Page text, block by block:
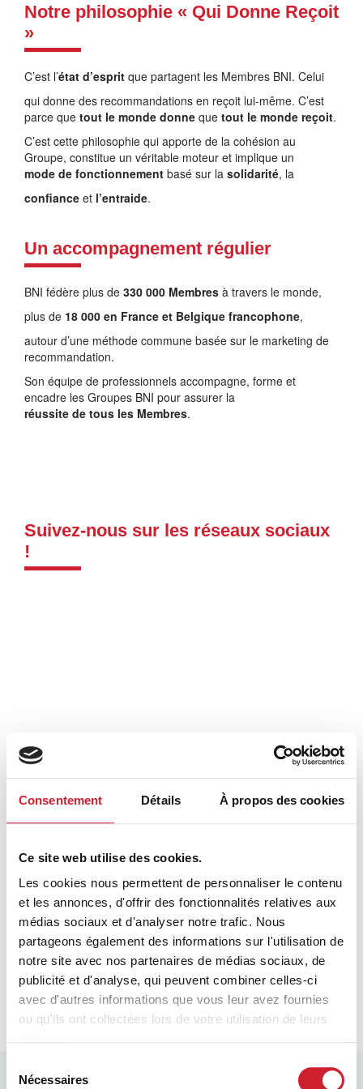
Consentement Détails À propos des cookies
Ce site web utilise des cookies.
Les cookies nous permettent de personnaliser le contenu
et les annonces, d'offrir des fonctionnalités relatives aux
médias sociaux et d'analyser notre trafic. Nous
partageons également des informations sur l'utilisation de
notre site avec nos partenaires de médias sociaux, de
publicité et d'analyse, qui peuvent combiner celles-ci
avec d'autres informations que vous leur avez fournies
ou qu'ils ont collectées lors de votre utilisation de leurs
Nécessaires
Notre philosophie « Qui Donne Reçoit
»
C’est l’état d’esprit que partagent les Membres BNI. Celui
qui donne des recommandations en reçoit lui-même. C’est
parce que tout le monde donne que tout le monde reçoit.
C’est cette philosophie qui apporte de la cohésion au
Groupe, constitue un véritable moteur et implique un
mode de fonctionnement basé sur la solidarité, la
confiance et l’entraide.
Un accompagnement régulier
BNI fédère plus de 330 000 Membres à travers le monde,
plus de 18 000 en France et Belgique francophone,
autour d’une méthode commune basée sur le marketing de
recommandation.
Son équipe de professionnels accompagne, forme et
encadre les Groupes BNI pour assurer la
réussite de tous les Membres.
Suivez-nous sur les réseaux sociaux
!